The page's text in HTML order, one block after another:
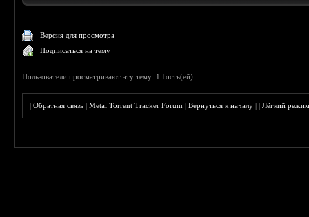
Версия для просмотра
Подписаться на тему
Пользователи просматривают эту тему: 1 Гость(ей)
|Обратная связь |Metal Torrent Tracker Forum |Вернуться к началу ||Лёгкий